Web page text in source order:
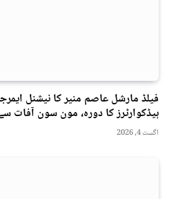
فیلڈ مارشل عاصم منیر کا نیشنل
ہیڈکوارٹرز کا دورہ، مون سون آفات
اگست 4, 2026